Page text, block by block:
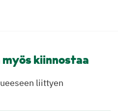
kiinnostaa
liittyen